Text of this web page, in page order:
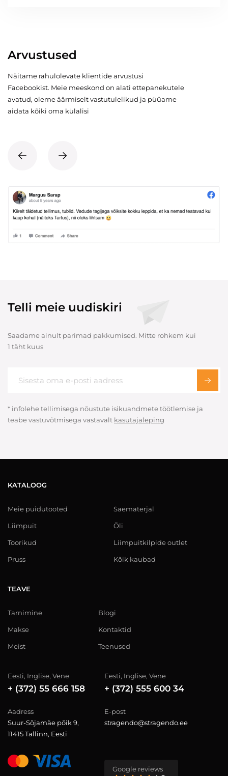
Arvustused
Näitame rahulolevate klientide arvustusi
Facebookist. Meie meeskond on alati ettepanekutele
avatud, oleme äärmiselt vastutulelikud ja püüame
aidata kõiki oma külalisi
Telli meie uudiskiri
Saadame ainult parimad pakkumised. Mitte rohkem kui
1 täht kuus
* infolehe tellimisega nõustute isikuandmete töötlemise ja
teabe vastuvõtmisega vastavalt kasutajaleping
KATALOOG
Meie puidutooted
Liimpuit
Toorikud
Pruss
Saematerjal
Õli
Liimpuitkilpide outlet
Kõik kaubad
TEAVE
Tarnimine
Makse
Meist
Blogi
Kontaktid
Teenused
Eesti, Inglise, Vene
+ (372) 55 666 158
Eesti, Inglise, Vene
+ (372) 555 600 34
Aadress
Suur-Sõjamäe põik 9,
11415 Tallinn, Eesti
E-post
stragendo@stragendo.ee
Google reviews